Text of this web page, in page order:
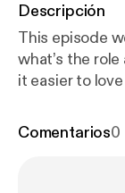
Descripción
This episode
what’s the
it easier to
society and
Comentarios0